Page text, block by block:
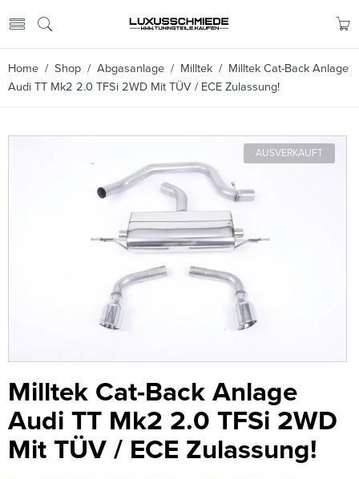
Home / Shop / Abgasanlage / Milltek / Milltek Cat-Back Anlage
Audi TT Mk2 2.0 TFSi 2WD Mit TÜV / ECE Zulassung!
AUSVERKAUFT
Milltek Cat-Back Anlage
Audi TT Mk2 2.0 TFSi 2WD
Mit TÜV / ECE Zulassung!